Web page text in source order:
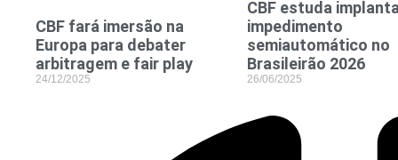
CBF fará imersão na
Europa para debater
arbitragem e fair play
24/12/2025
CBF estuda
impedimento
semiautomático no
Brasileirão 2026
26/06/2025